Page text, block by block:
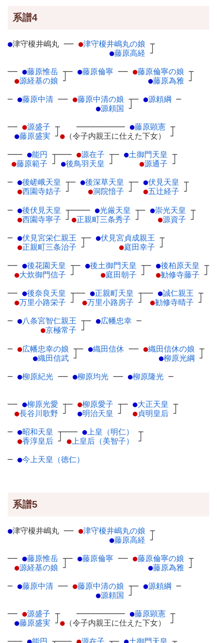
系譜4
●津守榎井嶋丸 ── ●津守榎井嶋丸の娘 ┬
●藤原高経 ┘
── ●藤原惟岳 ┬
●源経基の娘 ┘
─ ●藤原倫寧 ── ●藤原倫寧の娘 ┬
●藤原為雅 ┘
─ ●藤原中清 ── ●藤原中清の娘 ┬
●源頼国 ┘
─ ●源頼綱 ─
── ●源盛子 ┬
●藤原盛実 ┘
────────── ●藤原顕憲 ┬
● （令子内親王に仕えた下女） ┘
─── ●能円
┬
●藤原範子 ┘
─── ●源在子 ┬
●後鳥羽天皇 ┘
─ ●土御門天皇 ┬
●源通子 ┘
─ ●後嵯峨天皇 ┬
●西園寺姞子 ┘
─ ●後深草天皇 ┬
●洞院愔子 ┘
─ ●伏見天皇 ┬
●五辻経子 ┘
─ ●後伏見天皇 ┬
●西園寺寧子 ┘
──── ●光厳天皇 ┬
●正親町三条秀子 ┘
─ ●崇光天皇 ┬
●源資子 ┘
─ ●伏見宮栄仁親王 ┬
●正親町三条治子 ┘
─ ●伏見宮貞成親王 ┬
●庭田幸子 ┘
── ●後花園天皇 ┬
●大炊御門信子 ┘
─ ●後土御門天皇 ┬
●庭田朝子 ┘
─ ●後柏原天皇 ┬
●勧修寺藤子 ┘
── ●後奈良天皇 ┬
●万里小路栄子 ┘
── ●正親町天皇 ┬
●万里小路房子 ┘
── ●誠仁親王 ┬
●勧修寺晴子 ┘
─ ●八条宮智仁親王 ┬
●京極常子 ┘
─ ●広幡忠幸 ─
─ ●広幡忠幸の娘 ┬
●織田信武 ┘
─ ●織田信休 ── ●織田信休の娘 ┬
●柳原光綱 ┘
─ ●柳原紀光 ── ●柳原均光 ── ●柳原隆光 ─
── ●柳原光愛 ┬
●長谷川歌野 ┘
─ ●柳原愛子 ┬
●明治天皇 ┘
─ ●大正天皇 ┬
●貞明皇后 ┘
─ ●昭和天皇 ┬
●香淳皇后 ┘
─── ●上皇（明仁）
┬
●上皇后（美智子） ┘
─ ●今上天皇（徳仁）
系譜5
●津守榎井嶋丸 ── ●津守榎井嶋丸の娘 ┬
●藤原高経 ┘
── ●藤原惟岳 ┬
●源経基の娘 ┘
─ ●藤原倫寧 ── ●藤原倫寧の娘 ┬
●藤原為雅 ┘
─ ●藤原中清 ── ●藤原中清の娘 ┬
●源頼国 ┘
─ ●源頼綱 ─
── ●源盛子 ┬
●藤原盛実 ┘
────────── ●藤原顕憲 ┬
● （令子内親王に仕えた下女） ┘